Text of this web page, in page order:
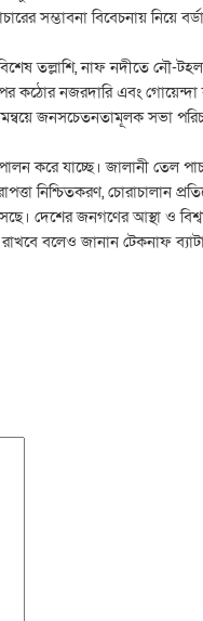
সম্ভাবনা বিবেচনায় নিয়ে
তল্লাশি, নাফ নদীতে নৌ-
কঠোর নজরদারি এবং গোয়েন্দা
জনসচেতনতামূলক সভা
করে যাচ্ছে। জালানী তেল
নিশ্চিতকরণ, চোরাচালান
দেশের জনগণের আস্থা ও
বলেও জানান টেকনাফ